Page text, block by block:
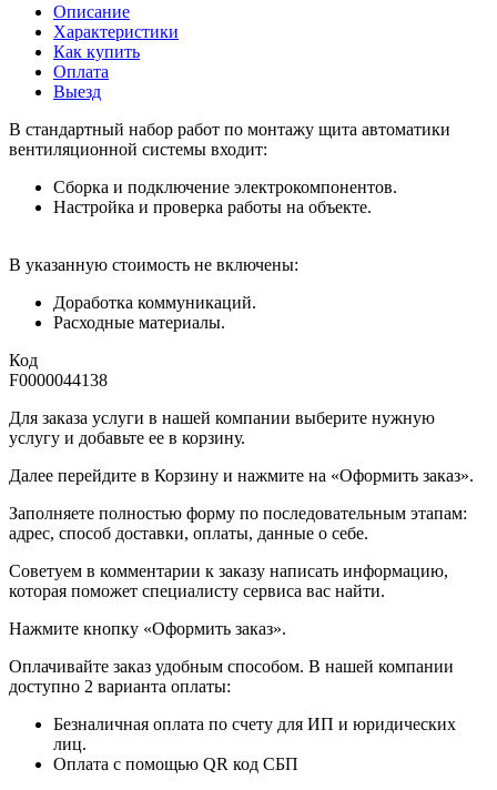
Описание
Характеристики
Как купить
Оплата
Выезд
В стандартный набор работ по монтажу щита автоматики
вентиляционной системы входит:
Сборка и подключение электрокомпонентов.
Настройка и проверка работы на объекте.
В указанную стоимость не включены:
Доработка коммуникаций.
Расходные материалы.
Код
F0000044138
Для заказа услуги в нашей компании выберите нужную
услугу и добавьте ее в корзину.
Далее перейдите в Корзину и нажмите на «Оформить заказ».
​​​​​​​Заполняете полностью форму по последовательным этапам:
адрес, способ доставки, оплаты, данные о себе.
​​​​​​​Советуем в комментарии к заказу написать информацию,
которая поможет специалисту сервиса вас найти.
​​​​​​​Нажмите кнопку «Оформить заказ».
Оплачивайте заказ удобным способом. В нашей компании
доступно 2 варианта оплаты:
Безналичная оплата по счету для ИП и юридических
лиц.
Оплата с помощью QR код СБП